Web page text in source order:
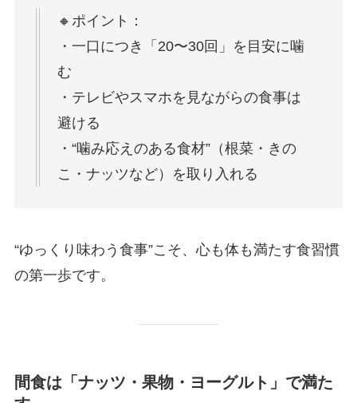
🔸ポイント：
・一口につき「20〜30回」を目安に噛
む
・テレビやスマホを見ながらの食事は
避ける
・“噛み応えのある食材”（根菜・きの
こ・ナッツなど）を取り入れる
“ゆっくり味わう食事”こそ、心も体も満たす食習慣
の第一歩です。
間食は「ナッツ・果物・ヨーグルト」で満た